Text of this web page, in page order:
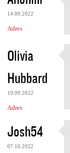
14.09.2022
Adres
I
Olivia
Hubbard
19.09.2022
Adres
Josh54
07.10.2022